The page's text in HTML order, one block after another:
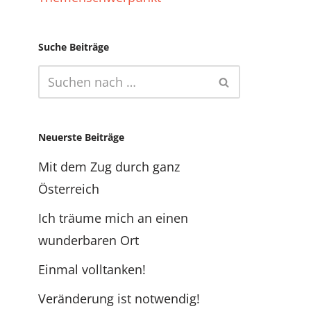
Suche Beiträge
Neuerste Beiträge
Mit dem Zug durch ganz
Österreich
Ich träume mich an einen
wunderbaren Ort
Einmal volltanken!
Veränderung ist notwendig!